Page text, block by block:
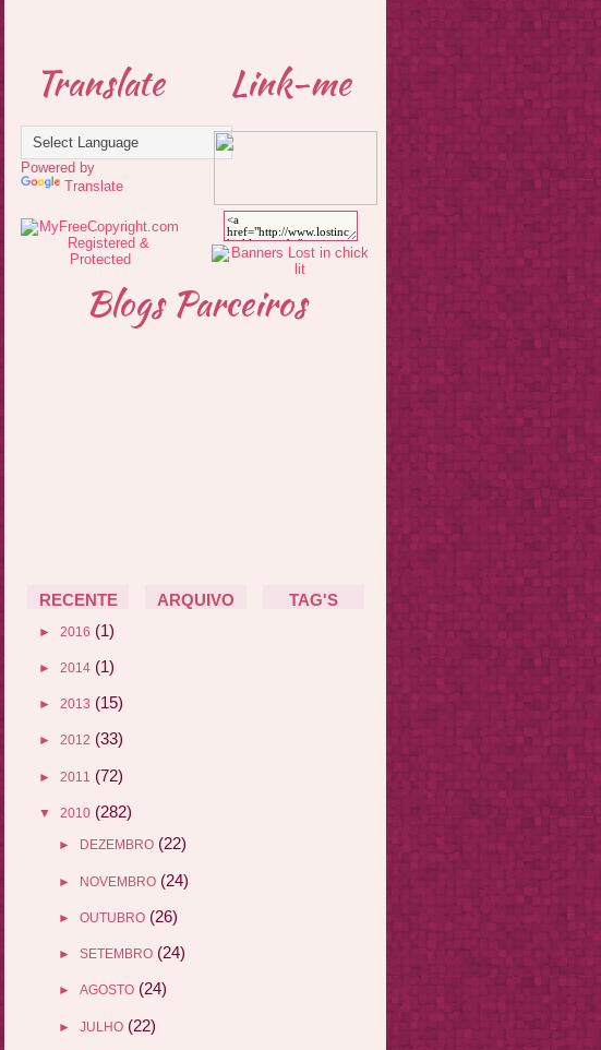
Translate
Powered by
Translate
Link-me
Blogs Parceiros
RECENTE ARQUIVO TAG'S
► 2016 (1)
► 2014 (1)
► 2013 (15)
► 2012 (33)
► 2011 (72)
▼ 2010 (282)
► DEZEMBRO (22)
► NOVEMBRO (24)
► OUTUBRO (26)
► SETEMBRO (24)
► AGOSTO (24)
► JULHO (22)